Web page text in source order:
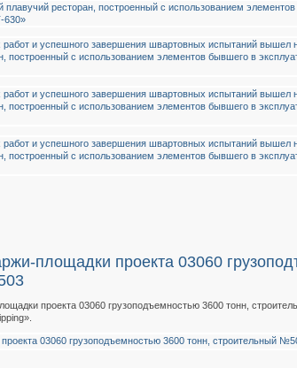
площадки проекта 03060
проекта 03060 грузоподъемностью 3600 тонн,